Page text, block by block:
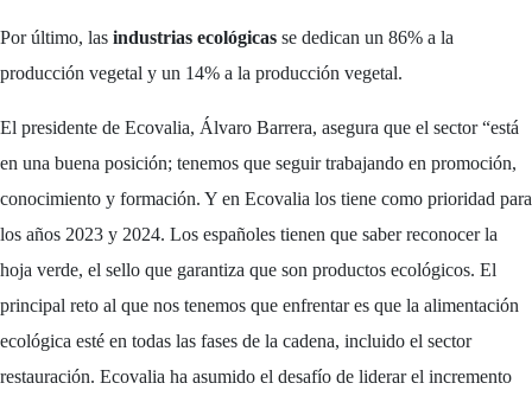
Por último, las industrias ecológicas se dedican un 86% a la
producción vegetal y un 14% a la producción vegetal.
El presidente de Ecovalia, Álvaro Barrera, asegura que el sector “está
en una buena posición; tenemos que seguir trabajando en promoción,
conocimiento y formación. Y en Ecovalia los tiene como prioridad para
los años 2023 y 2024. Los españoles tienen que saber reconocer la
hoja verde, el sello que garantiza que son productos ecológicos. El
principal reto al que nos tenemos que enfrentar es que la alimentación
ecológica esté en todas las fases de la cadena, incluido el sector
restauración. Ecovalia ha asumido el desafío de liderar el incremento